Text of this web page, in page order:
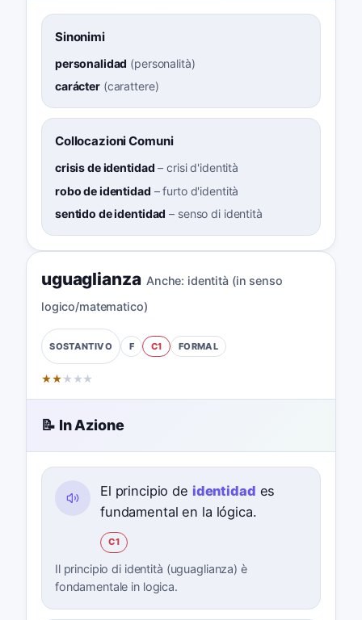
Sinonimi
personalidad (personalità)
carácter(carattere)
Collocazioni Comuni
crisis de identidad –crisi d'identità
robo de identidad –furto d'identità
sentido de identidad – senso di identità
uguaglianza Anche: identità (in senso
logico/matematico)
SOSTANTIVO F C1 FORMAL
★★ ★ ★ ★
📝 In Azione
El principio de identidad es
fundamental en la lógica.
C1
Il principio di identità (uguaglianza) è
fondamentale in logica.